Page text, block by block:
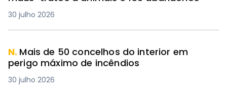
30 julho 2026
N. Mais de 50 concelhos do interior em
perigo máximo de incêndios
30 julho 2026